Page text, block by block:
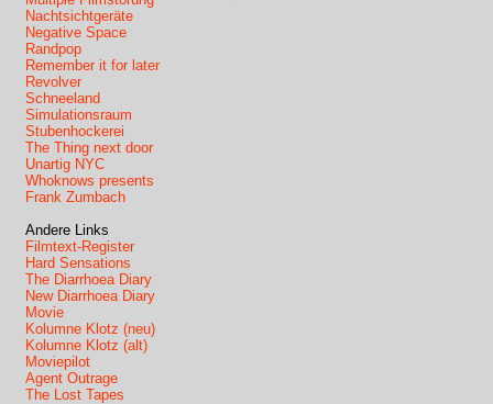
Nachtsichtgeräte
Negative Space
Randpop
Remember it for later
Revolver
Schneeland
Simulationsraum
Stubenhockerei
The Thing next door
Unartig NYC
Whoknows presents
Frank Zumbach
Andere Links
Filmtext-Register
Hard Sensations
The Diarrhoea Diary
New Diarrhoea Diary
Movie
Kolumne Klotz (neu)
Kolumne Klotz (alt)
Moviepilot
Agent Outrage
The Lost Tapes